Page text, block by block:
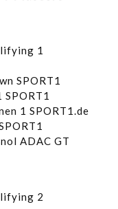
1
SPORT1
SPORT1
1 SPORT1.de
ADAC GT
2